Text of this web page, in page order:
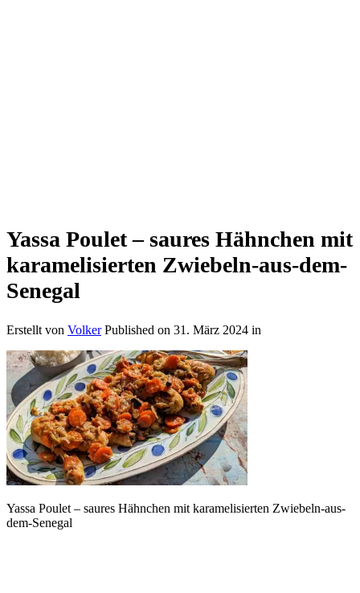
Yassa Poulet – saures Hähnchen mit
karamelisierten Zwiebeln-aus-dem-
Senegal
Erstellt von Volker Published on 31. März 2024 in
Yassa Poulet – saures Hähnchen mit karamelisierten Zwiebeln-aus-
dem-Senegal